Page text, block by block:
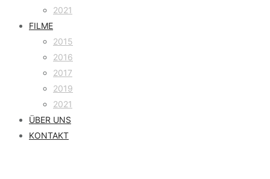
2021
FILME
2015
2016
2017
2019
2021
ÜBER UNS
KONTAKT